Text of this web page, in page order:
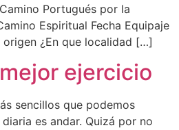
Portugués por la
Espiritual Fecha Equipaje
origen ¿En que localidad […]
ejercicio
sencillos que podemos
es andar. Quizá por no